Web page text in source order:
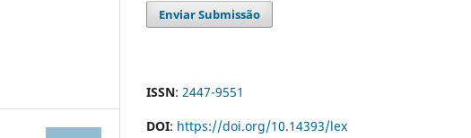
Enviar Submissão
ISSN: 2447-9551
DOI: https://doi.org/10.14393/lex